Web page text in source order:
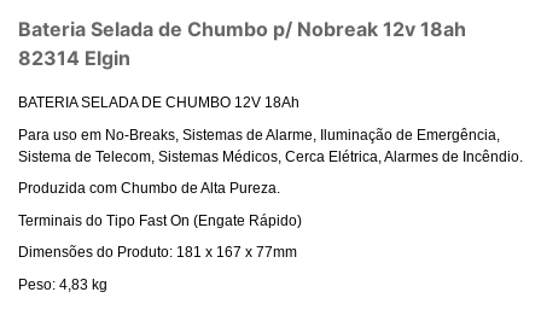
Bateria Selada de Chumbo p/ Nobreak 12v 18ah
82314 Elgin
BATERIA SELADA DE CHUMBO 12V 18Ah
Para uso em No-Breaks, Sistemas de Alarme, Iluminação de Emergência,
Sistema de Telecom, Sistemas Médicos, Cerca Elétrica, Alarmes de Incêndio.
Produzida com Chumbo de Alta Pureza.
Terminais do Tipo Fast On (Engate Rápido)
Dimensões do Produto: 181 x 167 x 77mm
Peso: 4,83 kg